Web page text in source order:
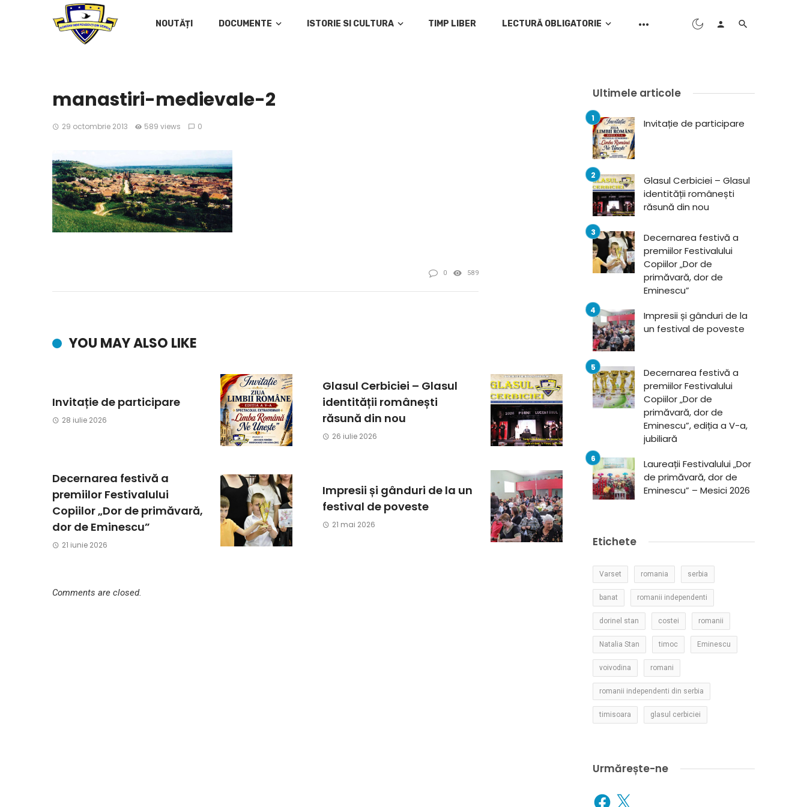
NOUTĂȚI DOCUMENTE ISTORIE SI CULTURA TIMP LIBER LECTURĂ OBLIGATORIE
manastiri-medievale-2
29 octombrie 2013 589 views 0
0 589
YOU MAY ALSO LIKE
Invitație de participare
28 iulie 2026
Glasul Cerbiciei – Glasul
identității românești
răsună din nou
26 iulie 2026
Decernarea festivă a
premiilor Festivalului
Copiilor „Dor de primăvară,
dor de Eminescu”
21 iunie 2026
Impresii și gânduri de la un
festival de poveste
21 mai 2026
Comments are closed.
Ultimele articole
Invitație de participare
Glasul Cerbiciei – Glasul
identității românești
răsună din nou
Decernarea festivă a
premiilor Festivalului
Copiilor „Dor de
primăvară, dor de
Eminescu”
Impresii și gânduri de la
un festival de poveste
Decernarea festivă a
premiilor Festivalului
Copiilor „Dor de
primăvară, dor de
Eminescu”, ediția a V-a,
jubiliară
Laureații Festivalului „Dor
de primăvară, dor de
Eminescu” – Mesici 2026
Etichete
Varset romania serbia
banat romanii independenti
dorinel stan costei romanii
Natalia Stan timoc Eminescu
voivodina romani
romanii independenti din serbia
timisoara glasul cerbiciei
Urmărește-ne
Facebook
X